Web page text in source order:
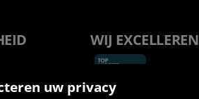
WIJ EXCELLEREN
uw privacy